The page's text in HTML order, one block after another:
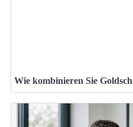
Wie kombinieren Sie